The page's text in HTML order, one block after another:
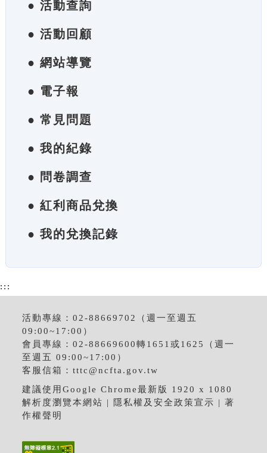
● 活動查詢
● 活動回顧
● 網站導覽
● 電子報
● 常見問題
● 我的紀錄
● 問卷調查
● 紅利商品兌換
● 我的兌換記錄
:::
活動專線：02-88669702（週一至週五
09:00~17:00）
會員專線：02-88669600轉1651或1625（週一
至週五 09:00~17:00）
客服信箱：tttc@ncfta.gov.tw
建議使用Google Chrome最新版 1920 x 1080
解析度瀏覽本網站 | 隱私權及安全政策宣示 |著
作權聲明